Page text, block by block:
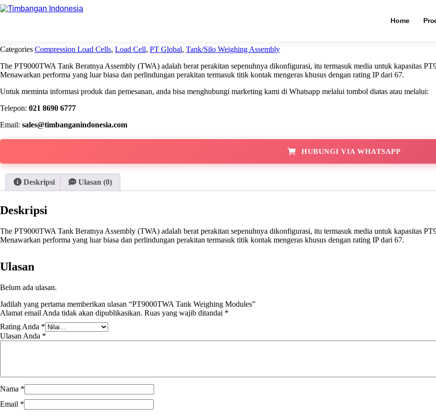
Home
Beranda PT Global
PT9000TWA
Categories Compression Load Cells, Load Cell, PT Global, Tank/Silo Weighing Assembly
The PT9000TWA Tank Beratnya Assembly (TWA) adalah berat perakitan sepenuhnya dikonfigurasi, itu termasuk media untuk kapasitas
Menawarkan performa yang luar biasa dan perlindungan perakitan termasuk titik kontak mengeras khusus dengan rating IP dari 67.
Untuk meminta informasi produk dan pemesanan, anda bisa menghubungi marketing kami di Whatsapp melalui tombol diatas atau melalui:
Telepon: 021 8690 6777
Email: sales@timbanganindonesia.com
HUBUNGI VIA WHATSAPP
Deskripsi Ulasan (0)
Deskripsi
The PT9000TWA Tank Beratnya Assembly (TWA) adalah berat perakitan sepenuhnya dikonfigurasi, itu termasuk media untuk kapasitas
Menawarkan performa yang luar biasa dan perlindungan perakitan termasuk titik kontak mengeras khusus dengan rating IP dari 67.
Ulasan
Belum ada ulasan.
Jadilah yang pertama memberikan ulasan “PT9000TWA Tank Weighing Modules”
Alamat email Anda tidak akan dipublikasikan. Ruas yang wajib ditandai *
Rating Anda *
Ulasan Anda *
Nama *
Email *